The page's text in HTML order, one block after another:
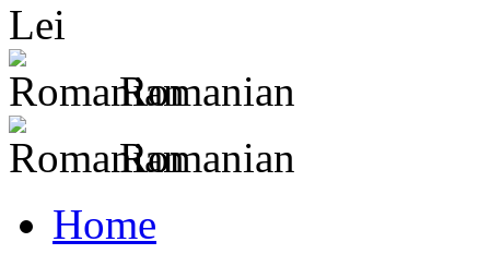
Lei
Romanian
Romanian
Home